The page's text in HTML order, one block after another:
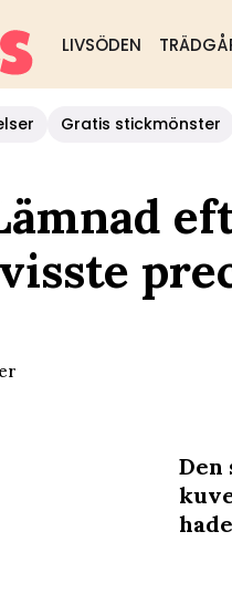
LIVSÖDEN
Gratis stickmönster
Den